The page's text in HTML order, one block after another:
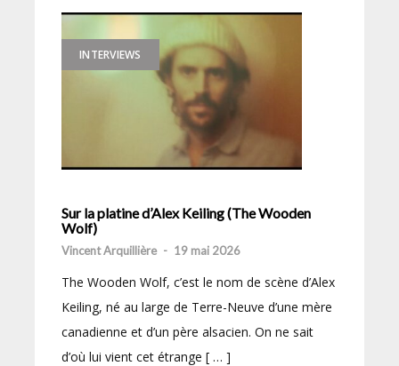
INTERVIEWS
Sur la platine d’Alex Keiling (The Wooden
Wolf)
Vincent Arquillière - 19 mai 2026
The Wooden Wolf, c’est le nom de scène d’Alex
Keiling, né au large de Terre-Neuve d’une mère
canadienne et d’un père alsacien. On ne sait
d’où lui vient cet étrange [ … ]